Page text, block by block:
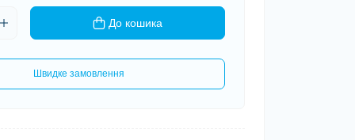
До кошика
Швидке замовлення